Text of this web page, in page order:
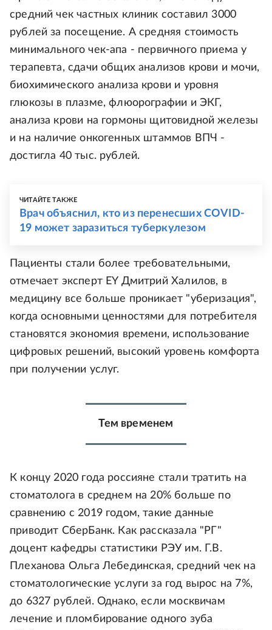
средний чек частных клиник составил 3000
рублей за посещение. А средняя стоимость
минимального чек-апа - первичного приема у
терапевта, сдачи общих анализов крови и мочи,
биохимического анализа крови и уровня
глюкозы в плазме, флюорографии и ЭКГ,
анализа крови на гормоны щитовидной железы
и на наличие онкогенных штаммов ВПЧ -
достигла 40 тыс. рублей.
ЧИТАЙТЕ ТАКЖЕ
Врач объяснил, кто из перенесших СOVID-
19 может заразиться туберкулезом
Пациенты стали более требовательными,
отмечает эксперт EY Дмитрий Халилов, в
медицину все больше проникает "уберизация",
когда основными ценностями для потребителя
становятся экономия времени, использование
цифровых решений, высокий уровень комфорта
при получении услуг.
Тем временем
К концу 2020 года россияне стали тратить на
стоматолога в среднем на 20% больше по
сравнению с 2019 годом, такие данные
приводит СберБанк. Как рассказала "РГ"
доцент кафедры статистики РЭУ им. Г.В.
Плеханова Ольга Лебединская, средний чек на
стоматологические услуги за год вырос на 7%,
до 6327 рублей. Однако, если москвичам
лечение и пломбирование одного зуба